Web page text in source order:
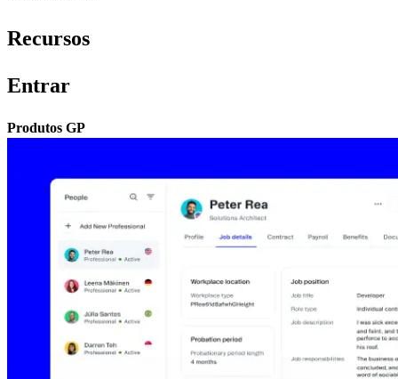
Recursos​​
Entrar​​
Produtos GP​​